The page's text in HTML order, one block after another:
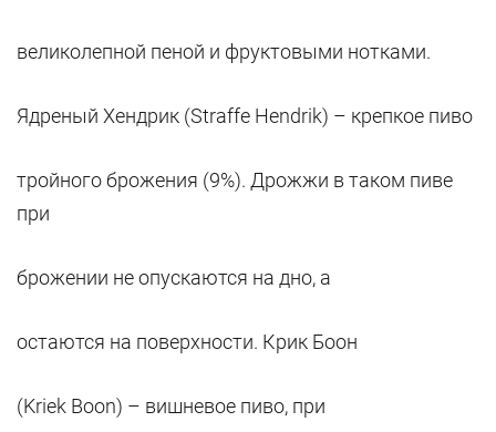
великолепной пеной и фруктовыми нотками.
Ядреный Хендрик (Straffe Hendrik) – крепкое пиво
тройного брожения (9%). Дрожжи в таком пиве
при
брожении не опускаются на дно, а
остаются на поверхности. Крик Боон
(Kriek Boon) – вишневое пиво, при